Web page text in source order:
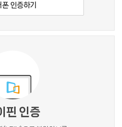
폰 인증하기
핀 인증